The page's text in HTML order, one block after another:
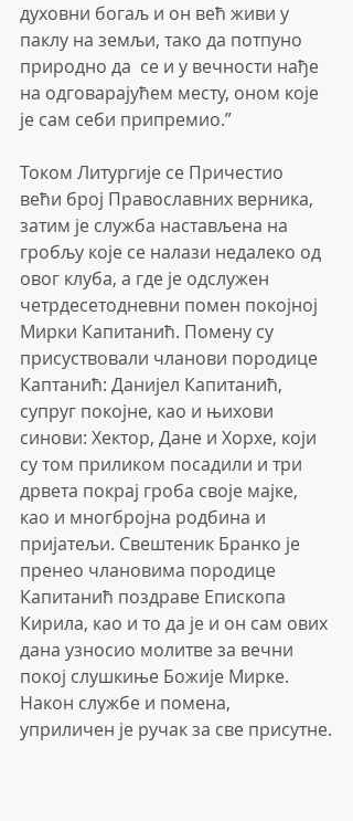
духовни богаљ и он већ живи у
паклу на земљи, тако да потпуно
природно да  се и у вечности нађе
на одговарајућем месту, оном које
је сам себи припремио.”
Током Литургије се Причестио
већи број Православних верника,
затим је служба настављена на
гробљу које се налази недалеко од
овог клуба, а где је одслужен
четрдесетодневни помен покојној
Мирки Капитанић. Помену су
присуствовали чланови породице
Каптанић: Данијел Капитанић,
супруг покојне, као и њихови
синови: Хектор, Дане и Хорхе, који
су том приликом посадили и три
дрвета покрај гроба своје мајке,
као и многбројна родбина и
пријатељи. Свештеник Бранко је
пренео члановима породице
Капитанић поздраве Епископа
Кирила, као и то да је и он сам ових
дана узносио молитве за вечни
покој слушкиње Божије Мирке.
Након службе и помена,
уприличен је ручак за све присутне.